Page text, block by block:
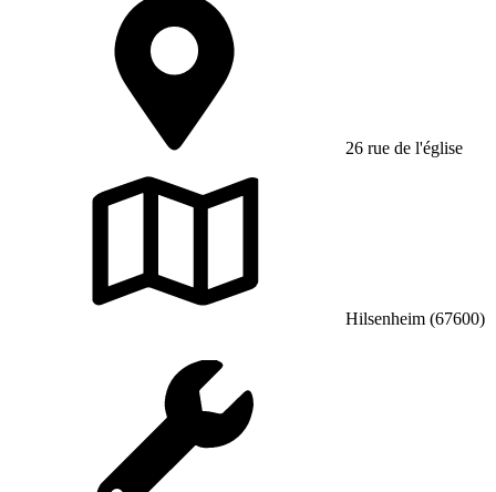
26 rue de l'église
Hilsenheim (67600)